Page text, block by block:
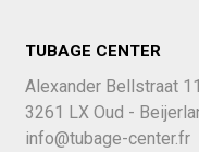
TUBAGE CENTER
Alexander Bellstraat 11
3261 LX Oud -
info@tubage-center.fr